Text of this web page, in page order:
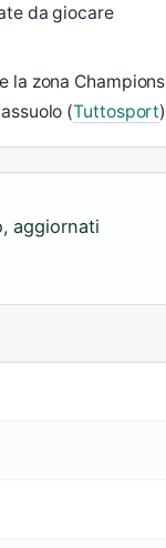
da giocare
la zona Champions
(Tuttosport)
aggiornati